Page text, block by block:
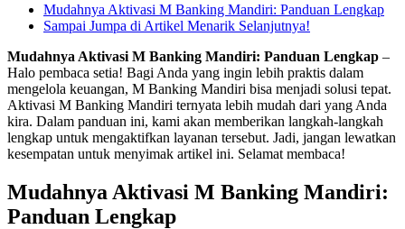
Mudahnya Aktivasi M Banking Mandiri: Panduan Lengkap
Sampai Jumpa di Artikel Menarik Selanjutnya!
Mudahnya Aktivasi M Banking Mandiri: Panduan Lengkap –
Halo pembaca setia! Bagi Anda yang ingin lebih praktis dalam
mengelola keuangan, M Banking Mandiri bisa menjadi solusi tepat.
Aktivasi M Banking Mandiri ternyata lebih mudah dari yang Anda
kira. Dalam panduan ini, kami akan memberikan langkah-langkah
lengkap untuk mengaktifkan layanan tersebut. Jadi, jangan lewatkan
kesempatan untuk menyimak artikel ini. Selamat membaca!
Mudahnya Aktivasi M Banking Mandiri:
Panduan Lengkap